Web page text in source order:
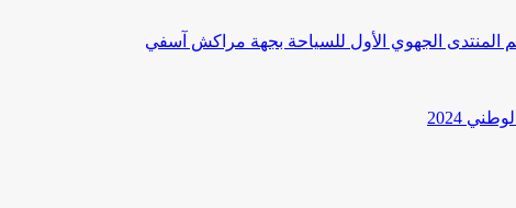
المنتدى الجهوي الأول للسياحة بجهة مراكش آسفي
2024